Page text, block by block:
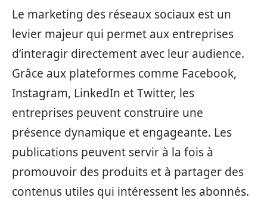
Le marketing des réseaux sociaux est un
levier majeur qui permet aux entreprises
d’interagir directement avec leur audience.
Grâce aux plateformes comme Facebook,
Instagram, LinkedIn et Twitter, les
entreprises peuvent construire une
présence dynamique et engageante. Les
publications peuvent servir à la fois à
promouvoir des produits et à partager des
contenus utiles qui intéressent les abonnés.